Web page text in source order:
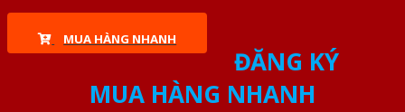
MUA HÀNG NHANH
ĐĂNG KÝ
MUA HÀNG NHANH